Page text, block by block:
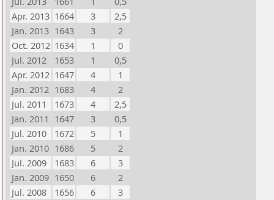
Apr. 2013 1664 3
2,5
Jan. 2013 1643 3
2
Oct. 2012 1634 1
0
Jul. 2012
1653 1
0,5
Apr. 2012 1647 4
1
Jan. 2012 1683 4
2
Jul. 2011
1673 4
2,5
Jan. 2011 1647 3
0,5
Jul. 2010
1672 5
1
Jan. 2010 1686 5
2
Jul. 2009
1683 6
3
Jan. 2009 1650 6
2
Jul. 2008
1656 6
3